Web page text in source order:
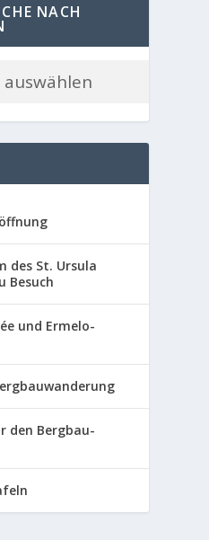
NACH
des St. Ursula
Besuch
und Ermelo-
den Bergbau-